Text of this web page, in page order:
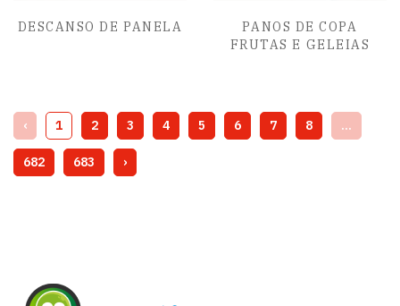
DESCANSO DE PANELA
PANOS DE COPA
FRUTAS E GELEIAS
‹ 1 2 3 4 5 6 7 8 ...
682 683 ›